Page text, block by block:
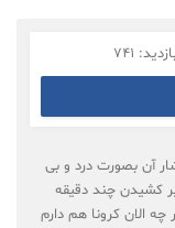
741
آن بصورت درد و بی
کشیدن چند دقیقه
الان کرونا هم دارم